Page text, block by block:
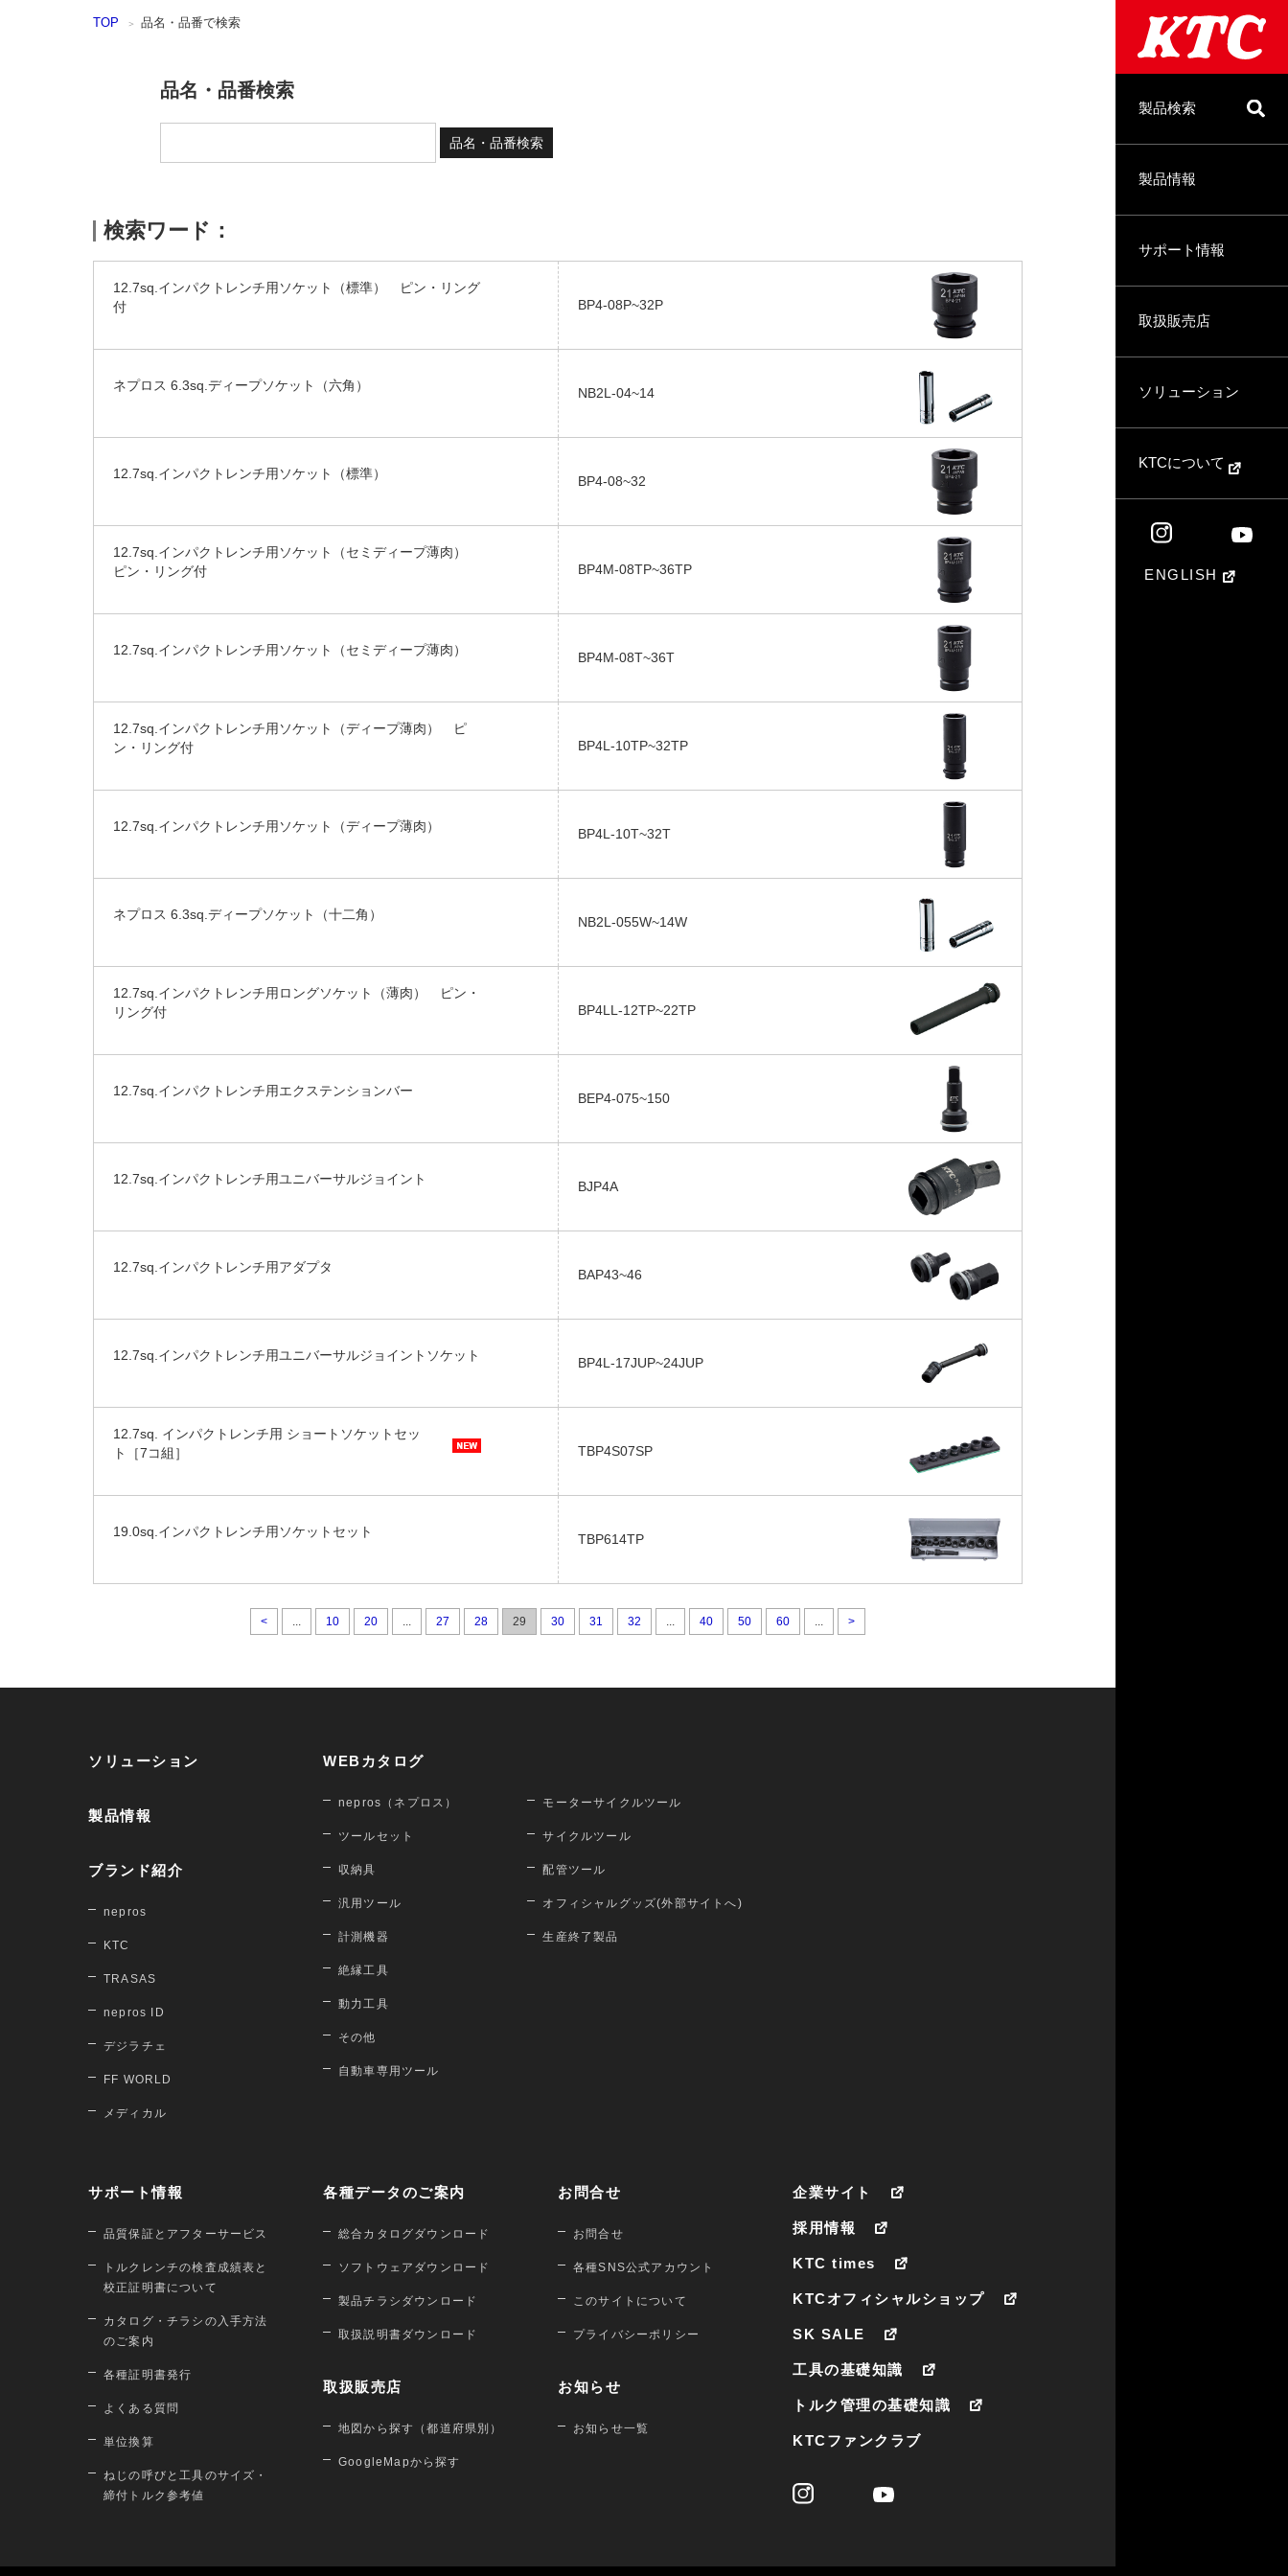
製品検索
製品情報
サポート情報
取扱販売店
ソリューション
KTCについて
ENGLISH
TOP 品名・品番で検索
品名・品番検索
検索ワード：
12.7sq.インパクトレンチ用ソケット（標準） ピン・リング
付
BP4-08P~32P
ネプロス 6.3sq.ディープソケット（六角） NB2L-04~14
12.7sq.インパクトレンチ用ソケット（標準） BP4-08~32
12.7sq.インパクトレンチ用ソケット（セミディープ薄肉）
ピン・リング付
BP4M-08TP~36TP
12.7sq.インパクトレンチ用ソケット（セミディープ薄肉） BP4M-08T~36T
12.7sq.インパクトレンチ用ソケット（ディープ薄肉） ピ
ン・リング付
BP4L-10TP~32TP
12.7sq.インパクトレンチ用ソケット（ディープ薄肉） BP4L-10T~32T
ネプロス 6.3sq.ディープソケット（十二角） NB2L-055W~14W
12.7sq.インパクトレンチ用ロングソケット（薄肉） ピン・
リング付
BP4LL-12TP~22TP
12.7sq.インパクトレンチ用エクステンションバー BEP4-075~150
12.7sq.インパクトレンチ用ユニバーサルジョイント BJP4A
12.7sq.インパクトレンチ用アダプタ BAP43~46
12.7sq.インパクトレンチ用ユニバーサルジョイントソケット BP4L-17JUP~24JUP
12.7sq. インパクトレンチ用 ショートソケットセッ
ト［7コ組］
TBP4S07SP
19.0sq.インパクトレンチ用ソケットセット TBP614TP
< ... 10 20 ... 27 28 29 30 31 32 ... 40 50 60 ... >
ソリューション
製品情報
ブランド紹介
nepros
KTC
TRASAS
nepros ID
デジラチェ
FF WORLD
メディカル
WEBカタログ
nepros（ネプロス）
ツールセット
収納具
汎用ツール
計測機器
絶縁工具
動力工具
その他
自動車専用ツール
モーターサイクルツール
サイクルツール
配管ツール
オフィシャルグッズ(外部サイトへ)
生産終了製品
サポート情報
品質保証とアフターサービス
トルクレンチの検査成績表と
校正証明書について
カタログ・チラシの入手方法
のご案内
各種証明書発行
よくある質問
単位換算
ねじの呼びと工具のサイズ・
締付トルク参考値
各種データのご案内
総合カタログダウンロード
ソフトウェアダウンロード
製品チラシダウンロード
取扱説明書ダウンロード
取扱販売店
地図から探す（都道府県別）
GoogleMapから探す
お問合せ
お問合せ
各種SNS公式アカウント
このサイトについて
プライバシーポリシー
お知らせ
お知らせ一覧
企業サイト
採用情報
KTC times
KTCオフィシャルショップ
SK SALE
工具の基礎知識
トルク管理の基礎知識
KTCファンクラブ